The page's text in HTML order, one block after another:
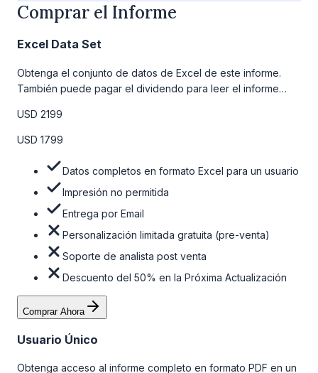
Comprar el Informe
Excel Data Set
Obtenga el conjunto de datos de Excel de este informe.
También puede pagar el dividendo para leer el informe
la tabla de precios a continuación.
USD 2199
USD 1799
Datos completos en formato Excel para un usuario
Impresión no permitida
Entrega por Email
Personalización limitada gratuita (pre-venta)
Soporte de analista post venta
Descuento del 50% en la Próxima Actualización
Comprar Ahora
Usuario Único
Obtenga acceso al informe completo en formato PDF en un